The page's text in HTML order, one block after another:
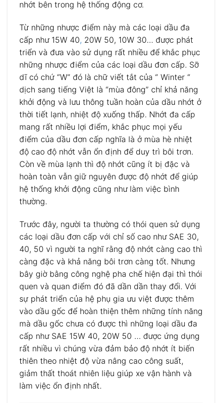
nhớt bên trong hệ thống động cơ.
Từ những nhược điểm này mà các loại dầu đa
cấp như 15W 40, 20W 50, 10W 30… được phát
triển và đưa vào sử dụng rất nhiều để khắc phục
những nhược điểm của các loại dầu đơn cấp. Sỡ
dĩ có chứ “W” đó là chữ viết tắt của “ Winter “
dịch sang tiếng Việt là “mùa đông” chỉ khả năng
khởi động và lưu thông tuần hoàn của dầu nhớt ở
thời tiết lạnh, nhiệt độ xuống thấp. Nhớt đa cấp
mang rất nhiều lợi điểm, khắc phục mọi yếu
điểm của dầu đơn cấp nghĩa là ở mùa hè nhiệt
độ cao độ nhớt vẫn ổn định để duy trì bôi trơn.
Còn về mùa lạnh thì độ nhớt cũng ít bị đặc và
hoàn toàn vẫn giữ nguyên được độ nhớt để giúp
hệ thống khởi động cũng như làm việc bình
thường.
Trước đây, người ta thường có thói quen sử dụng
các loại dầu đơn cấp với chỉ số cao như SAE 30,
40, 50 vì người ta nghĩ rằng độ nhớt càng cao thì
càng đặc và khả năng bôi trơn càng tốt. Nhưng
bây giờ bằng công nghệ pha chế hiện đại thì thói
quen và quan điểm đó đã dần dần thay đổi. Với
sự phát triển của hệ phụ gia ưu việt được thêm
vào dầu gốc để hoàn thiện thêm những tính năng
mà dầu gốc chưa có được thì những loại dầu đa
cấp như SAE 15W 40, 20W 50 … được ứng dụng
rất nhiều vì chúng vừa đảm bảo độ nhớt ít biến
thiên theo nhiệt độ vừa nâng cao công suất,
giảm thất thoát nhiên liệu giúp xe vận hành và
làm việc ổn định nhất.